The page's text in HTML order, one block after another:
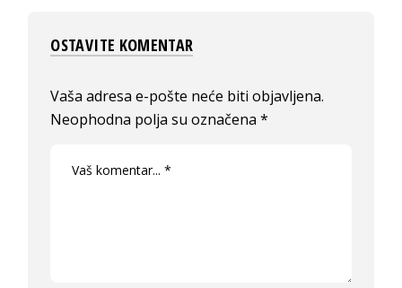
OSTAVITE KOMENTAR
Vaša adresa e-pošte neće biti objavljena.
Neophodna polja su označena*